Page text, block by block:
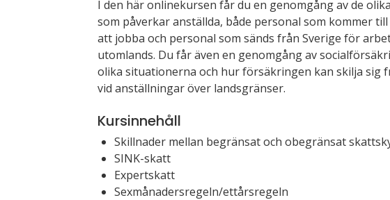
I den här onlinekursen får du en genomgång av de
som påverkar anställda, både personal som kommer
att jobba och personal som sänds från Sverige för
utomlands. Du får även en genomgång av
olika situationerna och hur försäkringen kan skilja sig
vid anställningar över landsgränser.
Kursinnehåll
Skillnader mellan begränsat och obegränsat
SINK-skatt
Expertskatt
Sexmånadersregeln/ettårsregeln